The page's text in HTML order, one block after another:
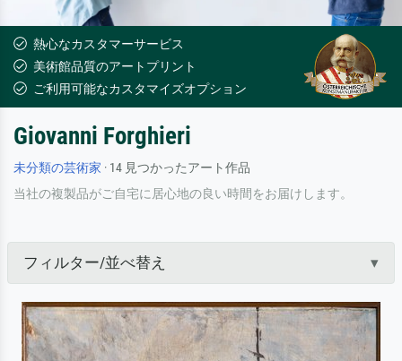
熱心なカスタマーサービス
美術館品質のアートプリント
ご利用可能なカスタマイズオプション
Giovanni Forghieri
未分類の芸術家 · 14 見つかったアート作品
当社の複製品がご自宅に居心地の良い時間をお届けします。
フィルター/並べ替え